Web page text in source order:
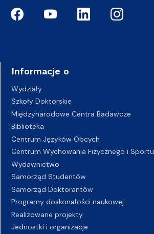
Informacje o
Wydziały
Szkoły Doktorskie
Międzynarodowe Centra Badawcze
Biblioteka
Centrum Języków Obcych
Centrum Wychowania Fizycznego i Sportu
Wydawnictwo
Samorząd Studentów
Samorząd Doktorantów
Programy doskonałości naukowej
Realizowane projekty
Jednostki i organizacje